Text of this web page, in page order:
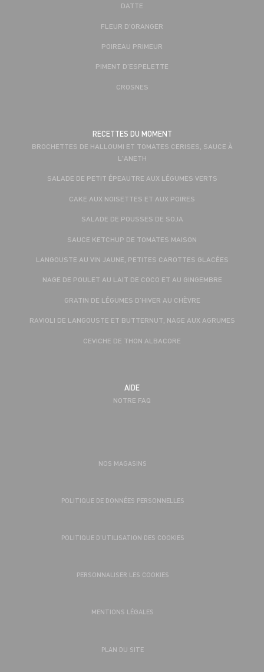
DATTE
FLEUR D'ORANGER
POIREAU PRIMEUR
PIMENT D'ESPELETTE
CROSNES
RECETTES DU MOMENT
BROCHETTES DE HALLOUMI ET TOMATES CERISES, SAUCE À
L'ANETH
SALADE DE PETIT ÉPEAUTRE AUX LÉGUMES VERTS
CAKE AUX NOISETTES ET AUX POIRES
SALADE DE POUSSES DE SOJA
SAUCE KETCHUP DE TOMATES MAISON
LANGOUSTE AU VIN JAUNE, PETITES CAROTTES GLACÉES
NAGE DE POULET AU LAIT DE COCO ET AU GINGEMBRE
GRATIN DE LÉGUMES D’HIVER AU CHÈVRE
RAVIOLI DE LANGOUSTE ET BUTTERNUT, NAGE AUX AGRUMES
CEVICHE DE THON ALBACORE
AIDE
NOTRE FAQ
NOS MAGASINS
POLITIQUE DE DONNÉES PERSONNELLES
POLITIQUE D’UTILISATION DES COOKIES
PERSONNALISER LES COOKIES
MENTIONS LÉGALES
PLAN DU SITE